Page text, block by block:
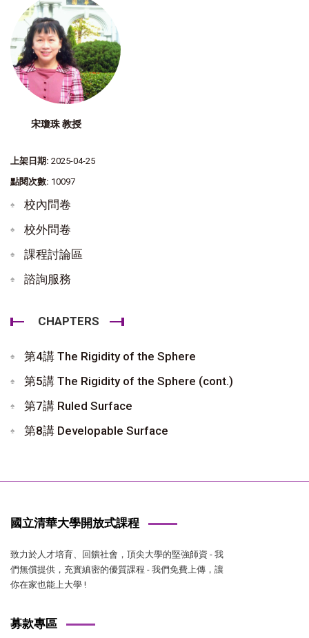
宋瓊珠 教授
上架日期: 2025-04-25
點閱次數: 10097
校內問卷
校外問卷
課程討論區
諮詢服務
CHAPTERS
第4講 The Rigidity of the Sphere
第5講 The Rigidity of the Sphere (cont.)
第7講 Ruled Surface
第8講 Developable Surface
國立清華大學開放式課程
致力於人才培育、回饋社會，頂尖大學的堅強師資 - 我
們無償提供，充實縝密的優質課程 - 我們免費上傳，讓
你在家也能上大學 !
募款專區